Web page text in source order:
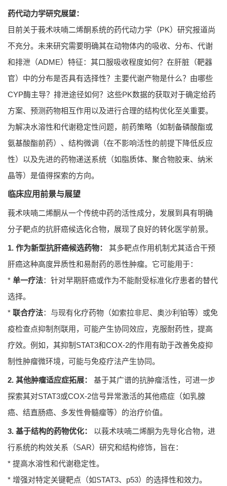
药代动力学研究展望：
目前关于莪术呋喃二烯酮系统的药代动力学（PK）研究报道尚
不充分。未来研究需要明确其在动物体内的吸收、分布、代谢
和排泄（ADME）特征：其口服吸收程度如何？在肝脏（靶器
官）中的分布是否具有选择性？主要代谢产物是什么？由哪些
CYP酶主导？排泄途径如何？这些PK数据的获取对于确定给药
方案、预测药物相互作用以及进行合理的结构优化至关重要。
为解决水溶性和代谢稳定性问题，前药策略（如制备磷酸酯或
氨基酸酯前药）、结构微调（在不影响活性的前提下降低反应
性）以及先进的药物递送系统（如脂质体、聚合物胶束、纳米
晶等）是值得探索的方向。
临床应用前景与展望
莪术呋喃二烯酮从一个传统中药的活性成分，发展到具有明确
分子靶点的抗肝癌候选化合物，展现了良好的转化医学前景。
1. 作为新型抗肝癌候选药物：
其多靶点作用机制尤其适合干预
肝癌这种高度异质性和易耐药的恶性肿瘤。它可能用于：
* 单一疗法：针对早期肝癌或作为不能耐受标准化疗患者的替代
选择。
* 联合疗法：与现有化疗药物（如索拉非尼、奥沙利铂等）或免
疫检查点抑制剂联用，可能产生协同效应，克服耐药性，提高
疗效。例如，其抑制STAT3和COX-2的作用有助于改善免疫抑
制性肿瘤微环境，可能与免疫疗法产生协同。
2. 其他肿瘤适应症拓展：
基于其广谱的抗肿瘤活性，可进一步
探索其对STAT3或COX-2信号异常激活的其他癌症（如乳腺
癌、结直肠癌、多发性骨髓瘤等）的治疗价值。
3. 基于结构的药物优化：
以莪术呋喃二烯酮为先导化合物，进
行系统的构效关系（SAR）研究和结构修饰，旨在：
* 提高水溶性和代谢稳定性。
* 增强对特定关键靶点（如STAT3、p53）的选择性和效力。